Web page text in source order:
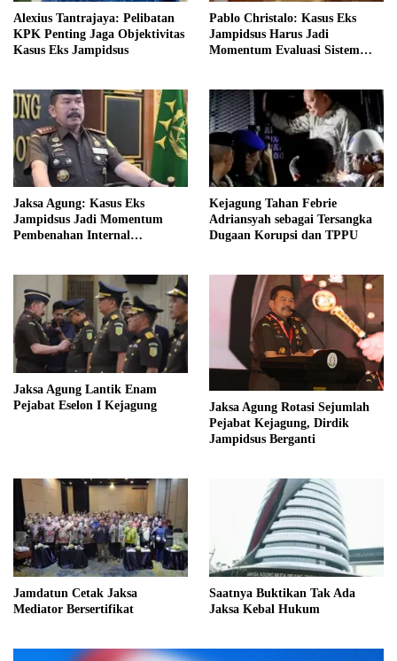
Alexius Tantrajaya: Pelibatan
KPK Penting Jaga Objektivitas
Kasus Eks Jampidsus
Pablo Christalo: Kasus Eks
Jampidsus Harus Jadi
Momentum Evaluasi Sistem
Jaksa Agung: Kasus Eks
Jampidsus Jadi Momentum
Pembenahan Internal
Kejagung Tahan Febrie
Adriansyah sebagai Tersangka
Dugaan Korupsi dan TPPU
Jaksa Agung Lantik Enam
Pejabat Eselon I Kejagung
Jaksa Agung Rotasi Sejumlah
Pejabat Kejagung, Dirdik
Jampidsus Berganti
Jamdatun Cetak Jaksa
Mediator Bersertifikat
Saatnya Buktikan Tak Ada
Jaksa Kebal Hukum